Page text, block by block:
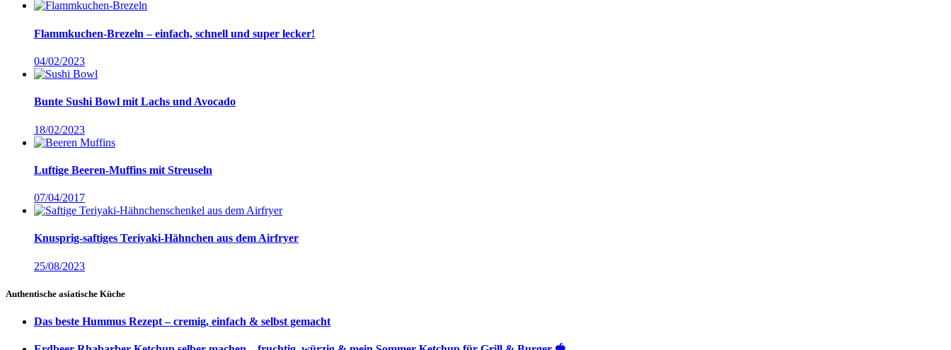
Flammkuchen-Brezeln – einfach, schnell und super lecker!
04/02/2023
Bunte Sushi Bowl mit Lachs und Avocado
18/02/2023
Luftige Beeren-Muffins mit Streuseln
07/04/2017
Knusprig-saftiges Teriyaki-Hähnchen aus dem Airfryer
25/08/2023
Authentische asiatische Küche
Das beste Hummus Rezept – cremig, einfach & selbst gemacht